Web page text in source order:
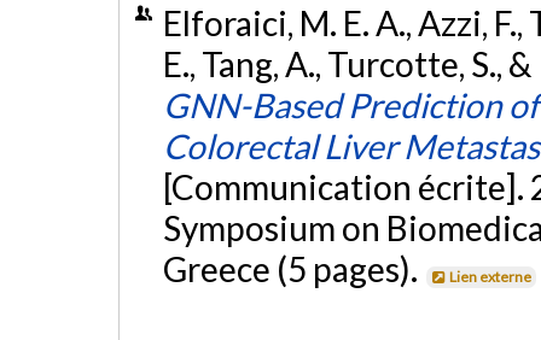
Elforaici, M. E. A., Azzi,
E., Tang, A., Turcotte, S.,
GNN-Based Prediction
Colorectal Liver
[Communication écrite].
Symposium on
Greece (5 pages).
Lien externe